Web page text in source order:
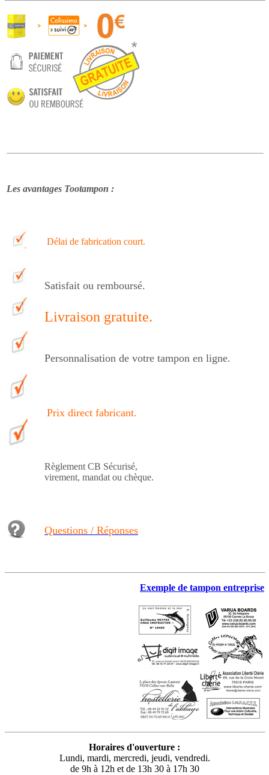
Les avantages Tootampon :
Délai de fabrication court.
Satisfait ou remboursé.
Livraison gratuite.
Personnalisation de votre tampon en ligne.
Prix direct fabricant.
Règlement CB Sécurisé,
virement, mandat ou chèque.
Questions / Réponses
Exemple de tampon entreprise
Horaires d'ouverture :
Lundi, mardi, mercredi, jeudi, vendredi.
de 9h à 12h et de 13h 30 à 17h 30